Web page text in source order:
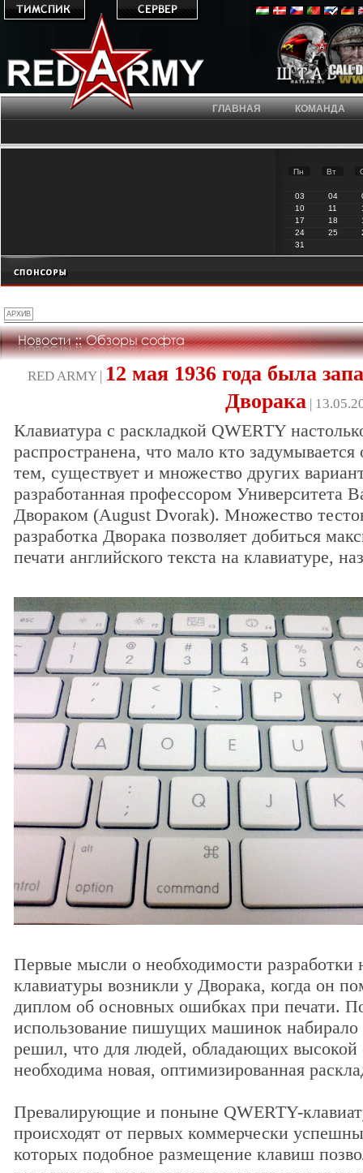
ГЛАВНАЯ КОМАНДА
Пн Вт
03 04
10
11
17
18
24
25
31
RED ARMY |
12 мая 1936 года была
Дворака|
Клавиатура с раскладкой QWERTY
распространена, что мало кто
тем, существует и множество других
разработанная профессором Университета
Двораком (August Dvorak). Множество
разработка Дворака позволяет добиться
печати английского текста на клавиатуре,
Первые мысли о необходимости разработки
клавиатуры возникли у Дворака, когда он
диплом об основных ошибках при печати.
использование пишущих машинок набирало
решил, что для людей, обладающих высокой
необходима новая, оптимизированная
Превалирующие и поныне QWERTY-
происходят от первых коммерчески
которых подобное размещение клавиш